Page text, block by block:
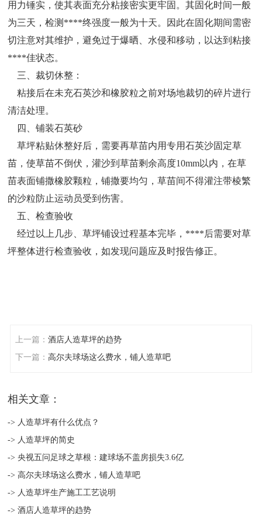
用力锤实，使其表面充分粘接密实更牢固。其固化时间一般
为三天，检测****终强度一般为十天。因此在固化期间需密
切注意对其维护，避免过于爆晒、水侵和移动，以达到粘接
****佳状态。
三、裁切休整：
粘接后在未充石英沙和橡胶粒之前对场地裁切的碎片进行
清洁处理。
四、铺装石英砂
草坪粘贴休整好后，需要再草苗内用专用石英沙固定草
苗，使草苗不倒伏，灌沙到草苗剩余高度10mm以内，在草
苗表面铺撒橡胶颗粒，铺撒要均匀，草苗间不得灌注带棱繁
的沙粒防止运动员受到伤害。
五、检查验收
经过以上几步、草坪铺设过程基本完毕，****后需要对草
坪整体进行检查验收，如发现问题应及时报告修正。
上一篇：酒店人造草坪的趋势
下一篇：高尔夫球场这么费水，铺人造草吧
相关文章：
-> 人造草坪有什么优点？
-> 人造草坪的简史
-> 央视五问足球之草根：建球场不盖房损失3.6亿
-> 高尔夫球场这么费水，铺人造草吧
-> 人造草坪生产施工工艺说明
-> 酒店人造草坪的趋势